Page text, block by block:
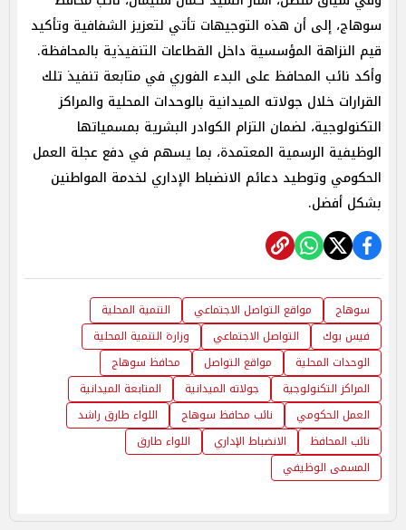
سوهاج، إلى أن هذه التوجيهات تأتي لتعزيز الشفافية وتأكيد
قيم النزاهة المؤسسية داخل القطاعات التنفيذية بالمحافظة.
وأكد نائب المحافظ على البدء الفوري في متابعة تنفيذ تلك
القرارات خلال جولاته الميدانية بالوحدات المحلية والمراكز
التكنولوجية، لضمان التزام الكوادر البشرية بمسمياتها
الوظيفية الرسمية المعتمدة، بما يسهم في دفع عجلة العمل
الحكومي وتوطيد دعائم الانضباط الإداري لخدمة المواطنين
بشكل أفضل.
سوهاج مواقع التواصل الاجتماعي
التنمية المحلية
فيس بوك
التواصل الاجتماعي
وزارة التنمية المحلية
الوحدات المحلية
مواقع التواصل
محافظ سوهاج
المراكز التكنولوجية
جولاته الميدانية
المتابعة الميدانية
العمل الحكومي
نائب محافظ سوهاج
اللواء طارق راشد
نائب المحافظ
الانضباط الإداري
اللواء طارق
المسمى الوظيفي